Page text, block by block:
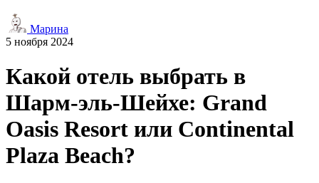
Марина
5 ноября 2024
Какой отель выбрать в
Шарм-эль-Шейхе: Grand
Oasis Resort или Continental
Plaza Beach?